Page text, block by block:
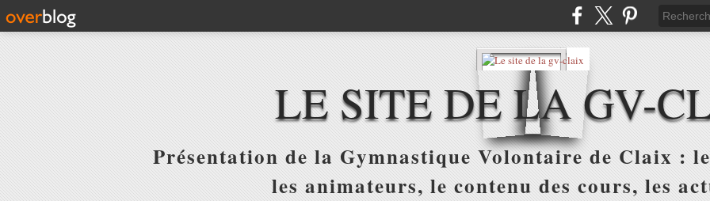
LE SITE DE LA GV-
Présentation de la Gymnastique Volontaire de Claix :
les animateurs, le contenu des cours, les